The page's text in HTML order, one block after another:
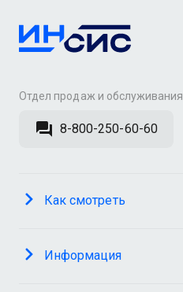
Отдел продаж и обслуживания
8-800-250-60-60
Как смотреть
Информация